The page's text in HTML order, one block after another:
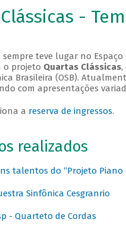
-
teve lugar no
o projeto Quartas Clássicas,
Brasileira (OSB).
com apresentações
a reserva de ingressos.
realizados
talentos do “Projeto Piano
Sinfônica Cesgranrio
- Quarteto de Cordas